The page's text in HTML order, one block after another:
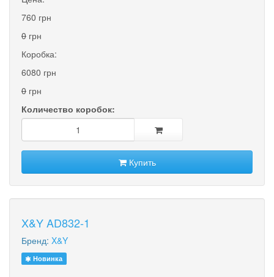
760 грн
0 грн
Коробка:
6080 грн
0 грн
Количество коробок:
Купить
X&Y AD832-1
Бренд: X&Y
Новинка